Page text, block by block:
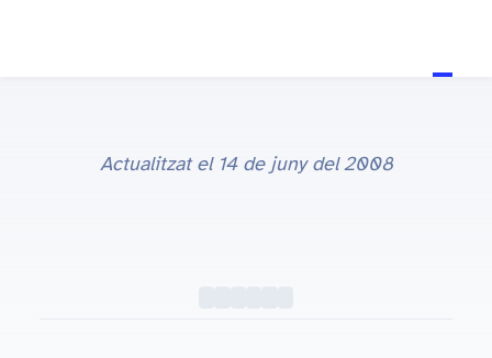
Actualitzat el 14 de juny del 2008